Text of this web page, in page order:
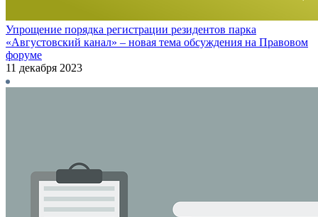
Упрощение порядка регистрации резидентов парка
«Августовский канал» – новая тема обсуждения на Правовом
форуме
11 декабря 2023